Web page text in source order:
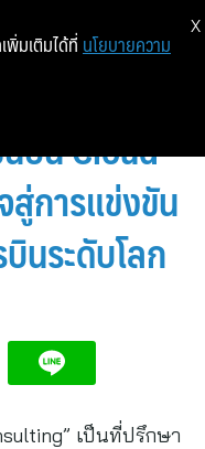
บน Cloud
การแข่งขัน
นระดับโลก
เป็นที่ปรึกษา
พิ่มเติมได้ที่ นโยบายความ
X